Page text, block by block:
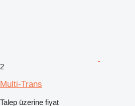
2
Multi-Trans
Talep üzerine fiyat